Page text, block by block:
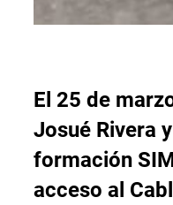
El 25 de
Josué Rivera
formación
acceso al